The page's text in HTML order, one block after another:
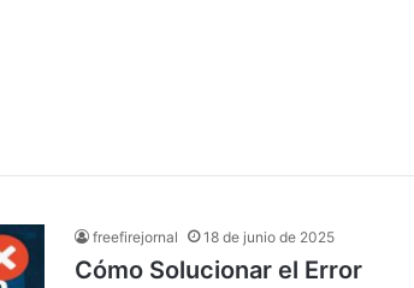
freefirejornal 18 de junio de 2025
Cómo Solucionar el Error